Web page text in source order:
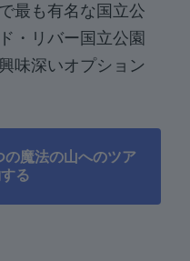
最も有名な国立公
・リバー国立公園
味深いオプション
魔法の山へのツア
る